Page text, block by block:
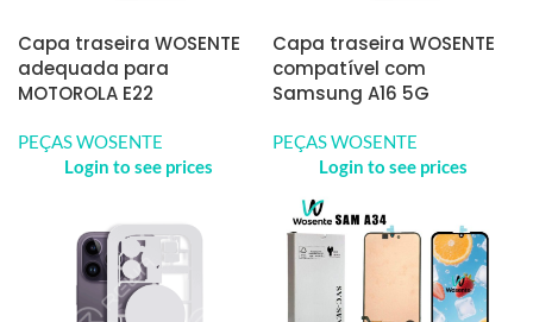
Capa traseira WOSENTE
adequada para
MOTOROLA E22
PEÇAS WOSENTE
Login to see prices
Capa traseira WOSENTE
compatível com
Samsung A16 5G
PEÇAS WOSENTE
Login to see prices